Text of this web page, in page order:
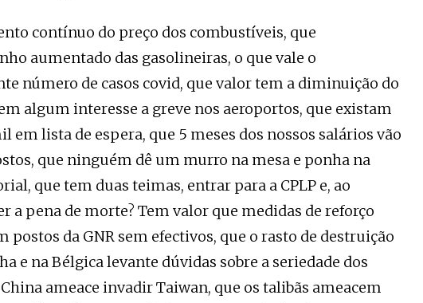
contínuo do preço dos combustíveis, que
aumentado das gasolineiras, o que vale o
número de casos covid, que valor tem a diminuição do
algum interesse a greve nos aeroportos, que existam
em lista de espera, que 5 meses dos nossos salários vão
que ninguém dê um murro na mesa e ponha na
que tem duas teimas, entrar para a CPLP e, ao
a pena de morte? Tem valor que medidas de reforço
postos da GNR sem efectivos, que o rasto de destruição
e na Bélgica levante dúvidas sobre a seriedade dos
ameace invadir Taiwan, que os talibãs ameacem